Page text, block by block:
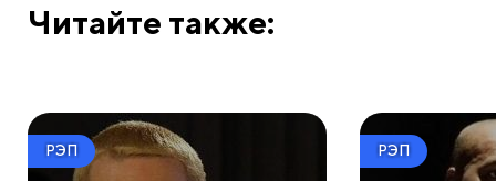
Читайте также:
РЭП РЭП